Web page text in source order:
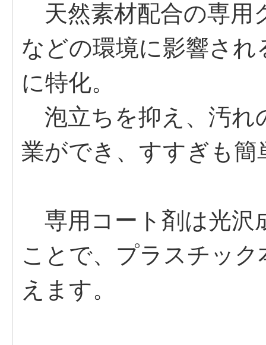
天然素材配合の専用
などの環境に影響さ
に特化。
泡立ちを抑え、汚れ
業ができ、すすぎも簡
専用コート剤は光沢
ことで、プラスチック
えます。